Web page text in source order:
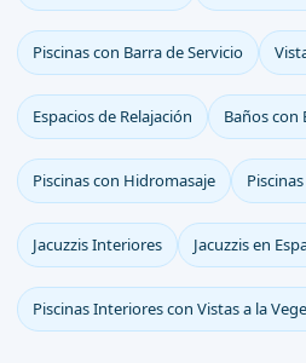
Piscinas con Barra de Servicio
Espacios de Relajación Baños con
Piscinas con Hidromasaje
Jacuzzis Interiores Jacuzzis en
Piscinas Interiores con Vistas a la